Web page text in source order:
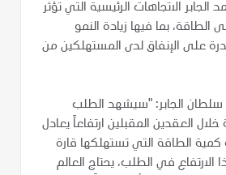
الاتجاهات الرئيسية التي تؤثر
بما فيها زيادة النمو
على الإنفاق لدى المستهلكين من
سلطان الجابر: "سيشهد الطلب
العقدين المقبلين ارتفاعاً يعادل
كمية الطاقة التي تستهلكها قارة
الارتفاع في الطلب، يحتاج العالم